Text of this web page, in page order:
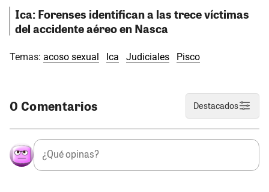
Ica: Forenses identifican a las trece víctimas
del accidente aéreo en Nasca
Temas: acoso sexual Ica Judiciales Pisco
0 Comentarios Destacados